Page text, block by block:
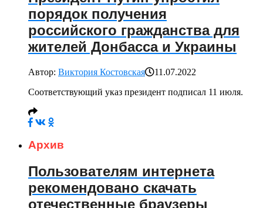
порядок получения
российского гражданства для
жителей Донбасса и Украины
Автор: Виктория Костовская
11.07.2022
Соответствующий указ президент подписал 11 июля.
Архив
Пользователям интернета
рекомендовано скачать
отечественные браузеры